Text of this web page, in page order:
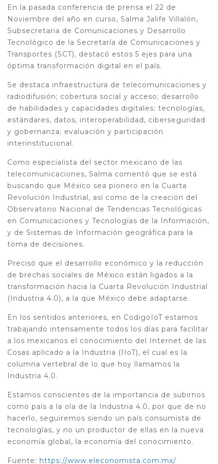
En la pasada conferencia de prensa el 22 de
Noviembre del año en curso, Salma Jalife Villalón,
Subsecretaria de Comunicaciones y Desarrollo
Tecnológico de la Secretaría de Comunicaciones y
Transportes (SCT), destacó estos 5 ejes para una
óptima transformación digital en el país.
Se destaca infraestructura de telecomunicaciones y
radiodifusión; cobertura social y acceso; desarrollo
de habilidades y capacidades digitales; tecnologías,
estándares, datos, interoperabilidad, ciberseguridad
y gobernanza; evaluación y participación
interinstitucional.
Como especialista del sector mexicano de las
telecomunicaciones, Salma comentó que se está
buscando que México sea pionero en la Cuarta
Revolución Industrial, así como de la creación del
Observatorio Nacional de Tendencias Tecnológicas
en Comunicaciones y Tecnologías de la Información,
y de Sistemas de Información geográfica para la
toma de decisiones.
Precisó que el desarrollo económico y la reducción
de brechas sociales de México están ligados a la
transformación hacia la Cuarta Revolución Industrial
(Industria 4.0), a la que México debe adaptarse.
En los sentidos anteriores, en CodigoIoT estamos
trabajando intensamente todos los días para facilitar
a los mexicanos el conocimiento del Internet de las
Cosas aplicado a la Industria (IIoT), el cual es la
columna vertebral de lo que hoy llamamos la
Industria 4.0.
Estamos conscientes de la importancia de subirnos
como país a la ola de la Industria 4.0, por que de no
hacerlo, seguiremos siendo un país consumista de
tecnologías, y no un productor de ellas en la nueva
economía global, la economía del conocimiento.
Fuente: https://www.eleconomista.com.mx/